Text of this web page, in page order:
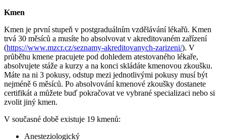
Kmen
Kmen je první stupeň v postgraduálním vzdělávání lékařů. Kmen
trvá 30 měsíců a musíte ho absolvovat v akreditovaném zařízení
(https://www.mzcr.cz/seznamy-akreditovanych-zarizeni/). V
průběhu kmene pracujete pod dohledem atestovaného lékaře,
absolvujete stáže a kurzy a na konci skládáte kmenovou zkoušku.
Máte na ni 3 pokusy, odstup mezi jednotlivými pokusy musí být
nejméně 6 měsíců. Po absolvování kmenové zkoušky dostanete
certifikát a můžete buď pokračovat ve vybrané specializaci nebo si
zvolit jiný kmen.
V současné době existuje 19 kmenů:
Anesteziologický